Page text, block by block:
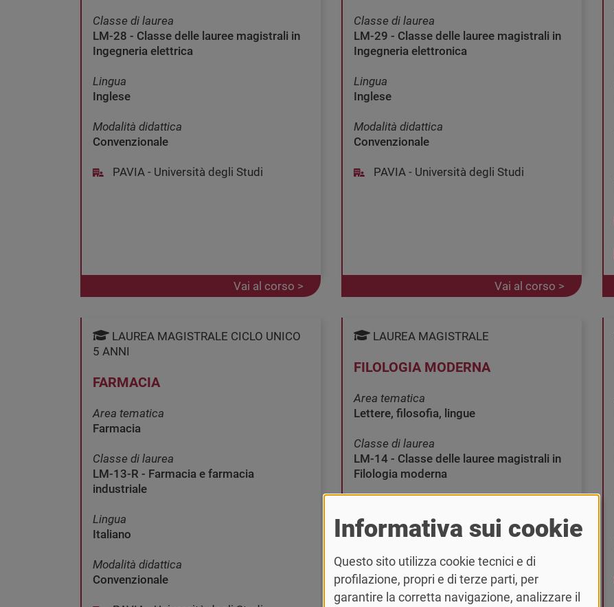
Classe di laurea
LM-28 - Classe delle lauree magistrali in
Ingegneria elettrica
Lingua
Inglese
Modalità didattica
Convenzionale
PAVIA - Università degli Studi
Vai al corso >
Classe di laurea
LM-29 - Classe delle lauree magistrali in
Ingegneria elettronica
Lingua
Inglese
Modalità didattica
Convenzionale
PAVIA - Università degli Studi
Vai al corso >
LAUREA MAGISTRALE CICLO UNICO
5 ANNI
FARMACIA
Area tematica
Farmacia
Classe di laurea
LM-13-R - Farmacia e farmacia
industriale
Lingua
Italiano
Modalità didattica
Convenzionale
LAUREA MAGISTRALE
FILOLOGIA MODERNA
Area tematica
Lettere, filosofia, lingue
Classe di laurea
LM-14 - Classe delle lauree magistrali in
Filologia moderna
Italiano
Convenzionale
PAVIA - Università degli Studi
Informativa sui cookie
Questo sito utilizza cookie tecnici e di
profilazione, propri e di terze parti, per
garantire la corretta navigazione, analizzare il